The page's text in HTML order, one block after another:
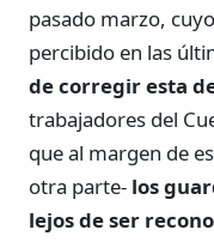
pasado marzo,
percibido en las
de corregir esta
trabajadores del
que al margen de
otra parte- los
lejos de ser